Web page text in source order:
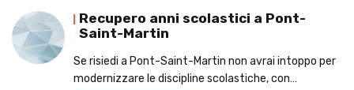
Recupero anni scolastici a Pont-
Saint-Martin
Se risiedi a Pont-Saint-Martin non avrai intoppo per
modernizzare le discipline scolastiche, con